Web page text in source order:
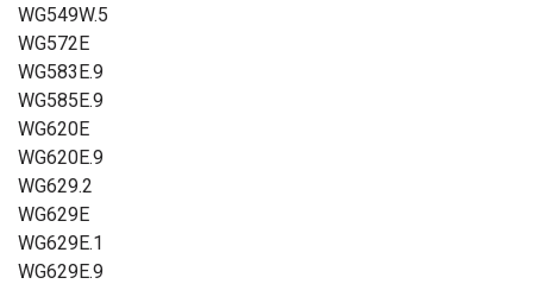
WG549W.5
WG572E
WG583E.9
WG585E.9
WG620E
WG620E.9
WG629.2
WG629E
WG629E.1
WG629E.9